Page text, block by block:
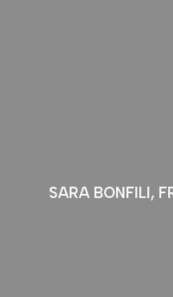
SARA BONFILI,